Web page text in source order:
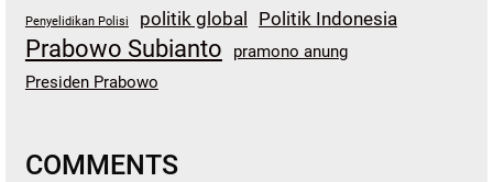
Penyelidikan Polisi politik global Politik Indonesia
Prabowo Subianto
pramono anung
Presiden Prabowo
COMMENTS